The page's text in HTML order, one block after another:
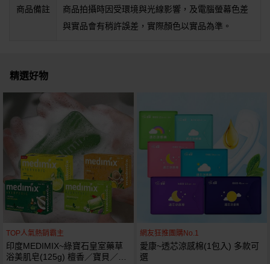
商品備註
商品拍攝時因受環境與光線影響，及電腦螢幕色差
與實品會有稍許誤差，實際顏色以實品為準。
精選好物
TOP人氣熱銷霸主
印度MEDIMIX~綠寶石皇室藥草
浴美肌皂(125g) 檀香／寶貝／草
網友狂推團購No.1
愛康~透芯涼感棉(1包入) 多款可
選